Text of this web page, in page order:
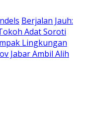
Berjalan Jauh:
Adat Soroti
Lingkungan
Jabar Ambil Alih